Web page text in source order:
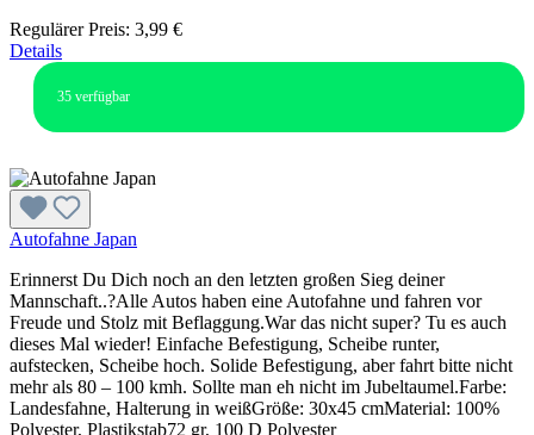
Regulärer Preis: 3,99 €
Details
35 verfügbar
Autofahne Japan
Erinnerst Du Dich noch an den letzten großen Sieg deiner
Mannschaft..?Alle Autos haben eine Autofahne und fahren vor
Freude und Stolz mit Beflaggung.War das nicht super? Tu es auch
dieses Mal wieder! Einfache Befestigung, Scheibe runter,
aufstecken, Scheibe hoch. Solide Befestigung, aber fahrt bitte nicht
mehr als 80 – 100 kmh. Sollte man eh nicht im Jubeltaumel.Farbe:
Landesfahne, Halterung in weißGröße: 30x45 cmMaterial: 100%
Polyester, Plastikstab72 gr, 100 D Polyester